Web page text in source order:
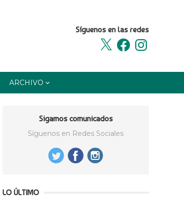
Síguenos en las redes
X
FacebookInstagram
ARCHIVO
Sigamos comunicados
Síguenos en Redes Sociales
LO ÚLTIMO